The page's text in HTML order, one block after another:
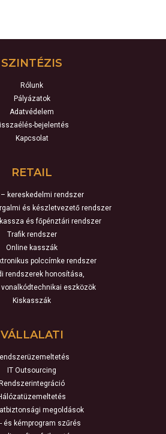
SZINTÉZIS
Rólunk
Pályázatok
Adatvédelem
bejelentés
Kapcsolat
RETAIL
kereskedelmi rendszer
és készletvezető rendszer
és főpénztári rendszer
Trafik rendszer
Online kasszák
polccímke rendszer
rendszerek honosítása,
vonalkódtechnikai eszközök
Kiskasszák
VÁLLALATI
IT Outsourcing
megoldások
és kémprogram szűrés